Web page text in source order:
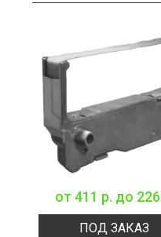
от411 р. до
ПОД ЗАКАЗ